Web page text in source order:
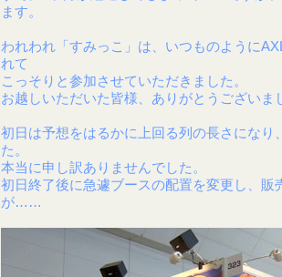
ます。
われわれ「すみっこ」は、いつものように
れて
こっそりと参加させていただきました。
お越しいただいた皆様、ありがとうございま
初日は予想をはるかに上回る列の長さになり
た。
本当に申し訳ありませんでした。
初日終了後に急遽ブースの配置を変更し、販
が……